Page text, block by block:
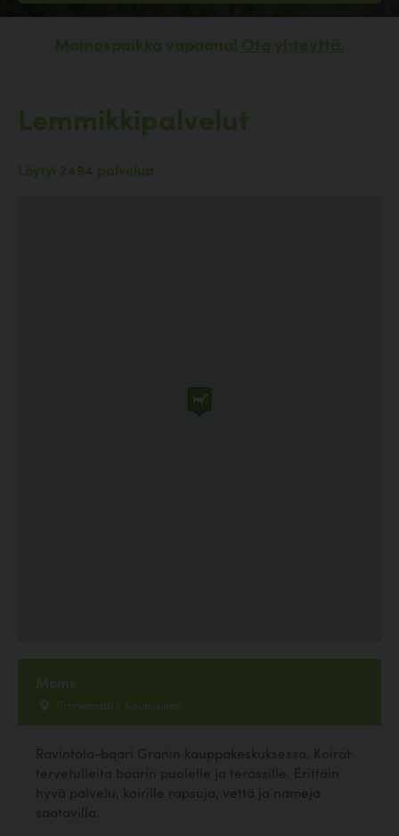
Mainospaikka vapaana! Ota yhteyttä.
Lemmikkipalvelut
Löytyi 2494 palvelua
Moms
Promenadi 1, Kauniainen
Ravintola-bqari Granin kauppakeskuksessa. Koirat
tervetulleita baarin puolelle ja terassille. Erittäin
hyvä palvelu, koirille rapsuja, vettä ja nameja
saatavilla.